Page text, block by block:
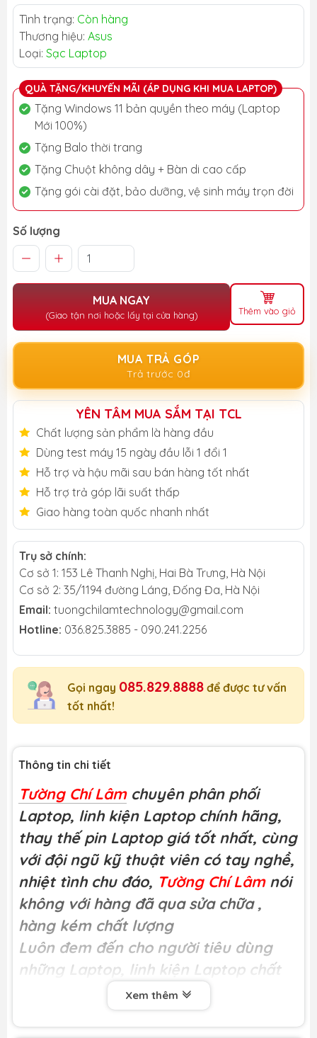
Tình trạng: Còn hàng
Thương hiệu: Asus
Loại: Sạc Laptop
QUÀ TẶNG/KHUYẾN MÃI (ÁP DỤNG KHI MUA LAPTOP)
Tặng Windows 11 bản quyền theo máy (Laptop
Mới 100%)
Tặng Balo thời trang
Tặng Chuột không dây + Bàn di cao cấp
Tặng gói cài đặt, bảo dưỡng, vệ sinh máy trọn đời
Số lượng
MUA NGAY
(Giao tận nơi hoặc lấy tại cửa hàng) Thêm vào giỏ
MUA TRẢ GÓP
Trả trước 0đ
YÊN TÂM MUA SẮM TẠI TCL
Chất lượng sản phẩm là hàng đầu
Dùng test máy 15 ngày đầu lỗi 1 đổi 1
Hỗ trợ và hậu mãi sau bán hàng tốt nhất
Hỗ trợ trả góp lãi suất thấp
Giao hàng toàn quốc nhanh nhất
Trụ sở chính:
Cơ sở 1: 153 Lê Thanh Nghị, Hai Bà Trưng, Hà Nội
Cơ sở 2: 35/1194 đường Láng, Đống Đa, Hà Nội
Email: tuongchilamtechnology@gmail.com
Hotline: 036.825.3885 - 090.241.2256
Gọi ngay 085.829.8888 để được tư vấn
tốt nhất!
Thông tin chi tiết
Tường Chí Lâm chuyên phân phối
Laptop, linh kiện Laptop chính hãng,
thay thế pin Laptop giá tốt nhất, cùng
với đội ngũ kỹ thuật viên có tay nghề,
nhiệt tình chu đáo, Tường Chí Lâm nói
không với hàng đã qua sửa chữa ,
hàng kém chất lượng
Luôn đem đến cho người tiêu dùng
những Laptop, linh kiện Laptop chất
Miễn phí công thay tạiTường Chí Lâm
Xem thêm